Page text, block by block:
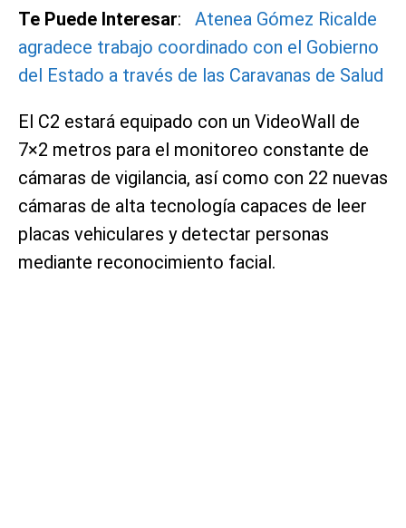
Te Puede Interesar: Atenea Gómez Ricalde
agradece trabajo coordinado con el Gobierno
del Estado a través de las Caravanas de Salud
El C2 estará equipado con un VideoWall de
7×2 metros para el monitoreo constante de
cámaras de vigilancia, así como con 22 nuevas
cámaras de alta tecnología capaces de leer
placas vehiculares y detectar personas
mediante reconocimiento facial.